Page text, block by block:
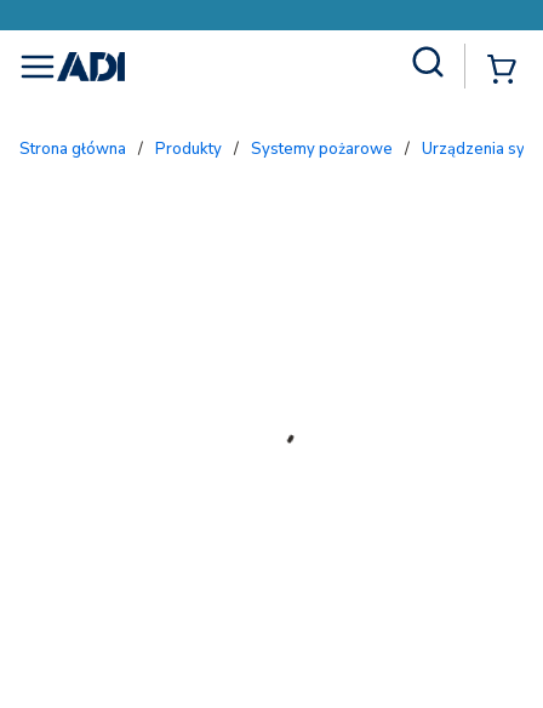
menu
Strona główna / Produkty / Systemy pożarowe / Urządzenia